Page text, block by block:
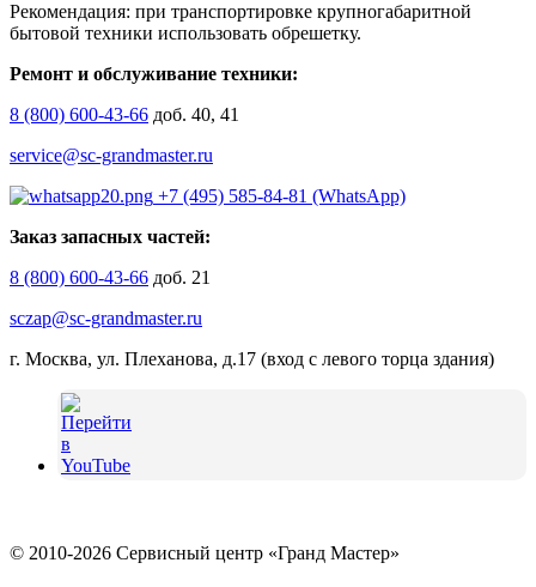
Рекомендация: при транспортировке крупногабаритной
бытовой техники использовать обрешетку.
Ремонт и обслуживание техники:
8 (800) 600-43-66 доб. 40, 41
service@sc-grandmaster.ru
+7 (495) 585-84-81 (WhatsApp)
Заказ запасных частей:
8 (800) 600-43-66 доб. 21
sczap@sc-grandmaster.ru
г. Москва, ул. Плеханова, д.17 (вход с левого торца здания)
© 2010-2026 Сервисный центр «Гранд Мастер»